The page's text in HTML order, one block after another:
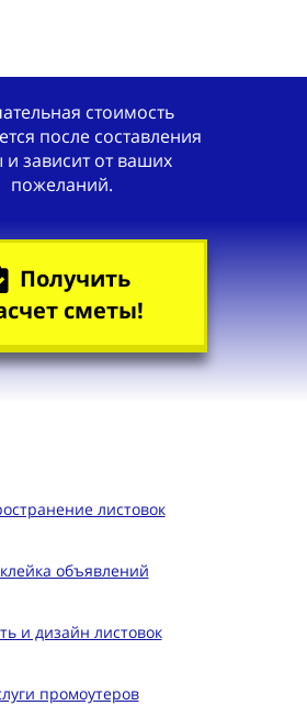
стоимость
после составления
и зависит от ваших
пожеланий.
Получить
сметы!
листовок
объявлений
и дизайн листовок
промоутеров